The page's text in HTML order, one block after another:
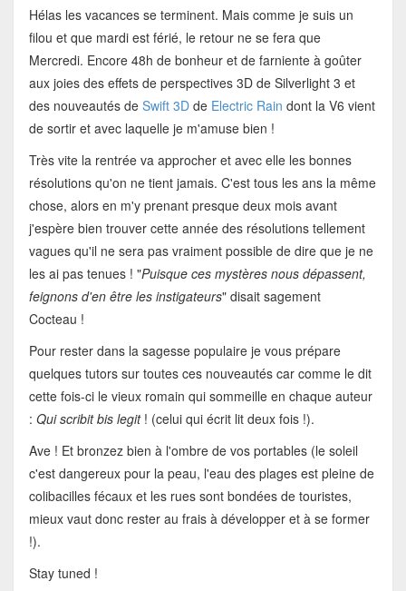
Hélas les vacances se terminent. Mais comme je suis un
filou et que mardi est férié, le retour ne se fera que
Mercredi. Encore 48h de bonheur et de farniente à goûter
aux joies des effets de perspectives 3D de Silverlight 3 et
des nouveautés de Swift 3D de Electric Rain dont la V6 vient
de sortir et avec laquelle je m'amuse bien !
Très vite la rentrée va approcher et avec elle les bonnes
résolutions qu'on ne tient jamais. C'est tous les ans la même
chose, alors en m'y prenant presque deux mois avant
j'espère bien trouver cette année des résolutions tellement
vagues qu'il ne sera pas vraiment possible de dire que je ne
les ai pas tenues ! "Puisque ces mystères nous dépassent,
feignons d'en être les instigateurs" disait sagement
Cocteau !
Pour rester dans la sagesse populaire je vous prépare
quelques tutors sur toutes ces nouveautés car comme le dit
cette fois-ci le vieux romain qui sommeille en chaque auteur
: Qui scribit bis legit! (celui qui écrit lit deux fois !).
Ave ! Et bronzez bien à l'ombre de vos portables (le soleil
c'est dangereux pour la peau, l'eau des plages est pleine de
colibacilles fécaux et les rues sont bondées de touristes,
mieux vaut donc rester au frais à développer et à se former
!).
Stay tuned !